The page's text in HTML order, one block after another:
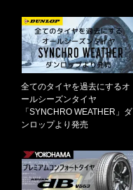
全てのタイヤを過去にするオ
ールシーズンタイヤ
「SYNCHRO WEATHER」ダ
ンロップより発売